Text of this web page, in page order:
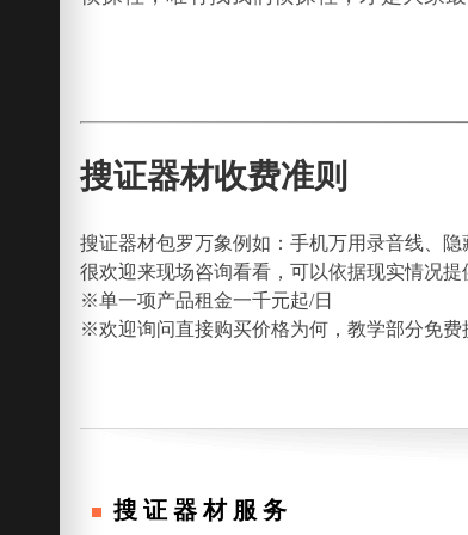
搜证器材收费准则
搜证器材包罗万象例如：手机万用录音线、
很欢迎来现场咨询看看，可以依据现实情况提
※单一项产品租金一千元起/日
※欢迎询问直接购买价格为何，教学部分免费
搜证器材服务